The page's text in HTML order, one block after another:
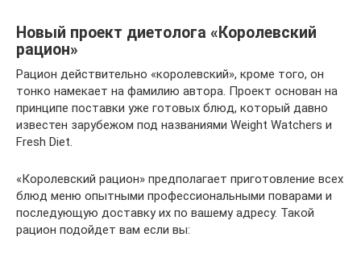
Новый проект диетолога «Королевский
рацион»
Рацион действительно «королевский», кроме того, он
тонко намекает на фамилию автора. Проект основан на
принципе поставки уже готовых блюд, который давно
известен зарубежом под названиями Weight Watchers и
Fresh Diet.
«Королевский рацион» предполагает приготовление всех
блюд меню опытными профессиональными поварами и
последующую доставку их по вашему адресу. Такой
рацион подойдет вам если вы: